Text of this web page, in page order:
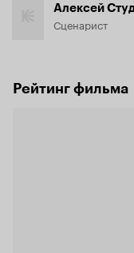
Алексей
Сценарист
Рейтинг фильма